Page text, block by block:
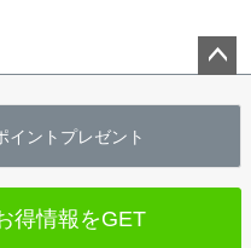
へ
イントプレゼント
得情報をGET